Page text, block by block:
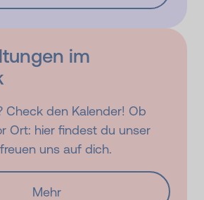
im
Check den Kalender! Ob
Ort: hier findest du unser
uns auf dich.
Mehr